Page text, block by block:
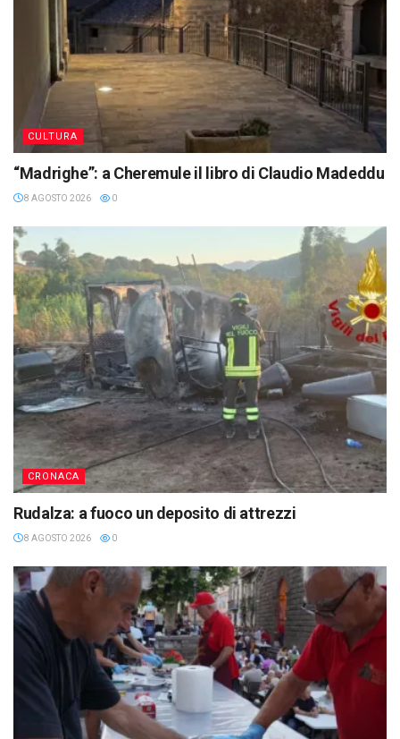
CULTURA
“Madrighe”: a Cheremule il libro di Claudio Madeddu
8 AGOSTO 2026 0
CRONACA
Rudalza: a fuoco un deposito di attrezzi
8 AGOSTO 2026 0